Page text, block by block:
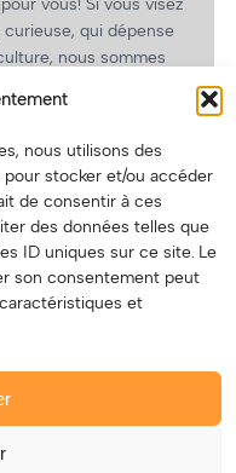
nous utilisons des
stocker et/ou accéder
de consentir à ces
des données telles que
ID uniques sur ce site. Le
son consentement peut
et
qui dépense
nous sommes
pour vous, les